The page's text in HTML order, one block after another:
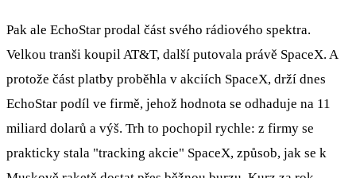
Pak ale EchoStar prodal část svého rádiového spektra.
Velkou tranši koupil AT&T, další putovala právě SpaceX. A
protože část platby proběhla v akciích SpaceX, drží dnes
EchoStar podíl ve firmě, jehož hodnota se odhaduje na 11
miliard dolarů a výš. Trh to pochopil rychle: z firmy se
prakticky stala "tracking akcie" SpaceX, způsob, jak se k